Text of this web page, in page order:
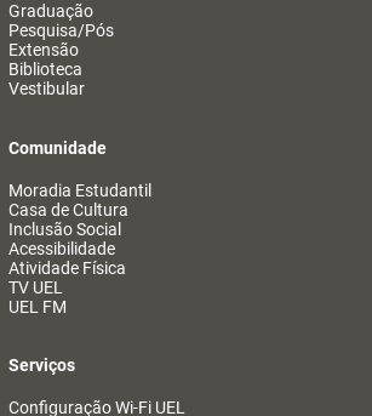
Graduação
Pesquisa/Pós
Extensão
Biblioteca
Vestibular
Comunidade
Moradia Estudantil
Casa de Cultura
Inclusão Social
Acessibilidade
Atividade Física
TV UEL
UEL FM
Serviços
Configuração Wi-Fi UEL